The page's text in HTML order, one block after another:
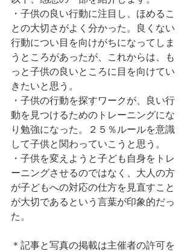
・子供の良い行動に注目し、ほめるこ
との大切さがよく分かった。良くない
行動につい目を向けがちになってしま
うところがあったが、これからは、も
っと子供の良いところに目を向けてい
きたいと思う。
・子供の行動を探すワークが、良い行
動を見つけるためのトレーニングにな
り勉強になった。２５％ルールを意識
して子供と関わっていこうと思う。
・子供を変えようと子ども自身をトレ
ーニングさせるのではなく、大人の方
が子どもへの対応の仕方を見直すこと
が大切であるという言葉が印象的だっ
た。
＊記事と写真の掲載は主催者の許可を